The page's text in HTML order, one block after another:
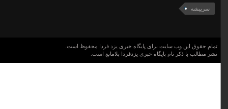
سربیشه
تمام حقوق این وب سایت برای پایگاه خبری یزد فردا محفوظ است.
نشر مطالب با ذکر نام پایگاه خبری یزدفردا بلامانع است.